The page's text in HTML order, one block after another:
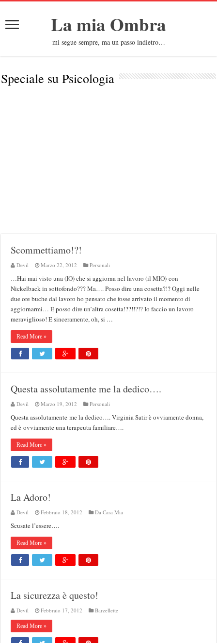
La mia Ombra
mi segue sempre, ma un passo indietro…
Speciale suPsicologia
Scommettiamo!?!
Devil Marzo 22, 2012 Personali
…Hai mai visto una (IO) che si aggiorna nel lavoro (il MIO) con
Nickelback in sottofondo??? Ma…. Posso dire una cosetta?!? Oggi nelle
due ore buche dal lavoro ho pensato che fosse arrivato il momento di
aggiornarmi… E posso dire un’altra cosetta!??!!?!? Io faccio un lavoro
meraviglioso! E sinceramente, oh, si …
Read More »
Questa assolutamente me la dedico….
Devil Marzo 19, 2012 Personali
Questa assolutamente me la dedico…. Virginia Satir è ovviamente donna,
ed è ovviamente una terapeuta familiare….
Read More »
La Adoro!
Devil Febbraio 18, 2012 Da Casa Mia
Scusate l’essere….
Read More »
La sicurezza è questo!
Devil Febbraio 17, 2012 Barzellette
Read More »